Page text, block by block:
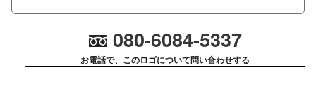
080-6084-5337
お電話で、このロゴについて問い合わせする